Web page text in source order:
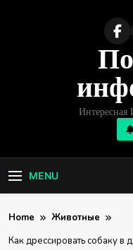
MENU
Home
Животные
Как дрессировать собаку в